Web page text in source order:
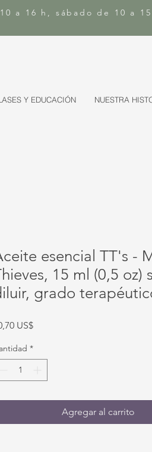
a 16 h, sábado de 10 a
Y EDUCACIÓN NUESTRA
esencial TT's -
15 ml (0,5 oz)
grado
US$Precio
*
Agregar al carrito